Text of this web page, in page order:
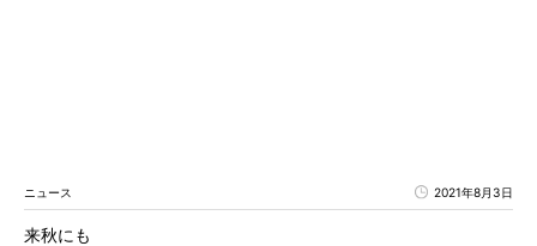
ニュース 2021年8月3日
来秋にも